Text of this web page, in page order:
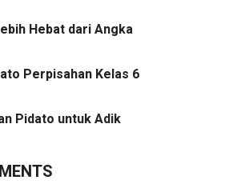
Hebat dari Angka
Perpisahan Kelas 6
Pidato untuk Adik